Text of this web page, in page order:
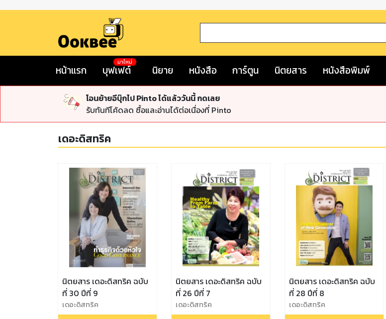
หน้าแรก บุฟเฟต์
มาใหม่
นิยาย หนังสือ การ์ตูน นิตยสาร หนังสือพิมพ์
โอนย้ายอีบุ๊กไป Pinto ได้แล้ววันนี้ กดเลย
รับทันทีโค้ดลด ซื้อและอ่านได้ต่อเนื่องที่ Pinto
เดอะดิสทริค
นิตยสาร เดอะดิสทริค ฉบับ
ที่ 30 ปีที่ 9
เดอะดิสทริค
นิตยสาร เดอะดิสทริค ฉบับ
ที่ 26 ปีที่ 7
เดอะดิสทริค
นิตยสาร เดอะดิสทริค ฉบับ
ที่ 28 ปีที่ 8
เดอะดิสทริค